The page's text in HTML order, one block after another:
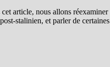
article, nous allons réexaminer
stalinien, et parler de certaines